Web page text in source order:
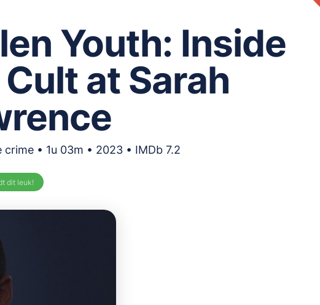
Youth: Inside
at Sarah
crime • 1u 03m • 2023 • IMDb 7.2
dit leuk!